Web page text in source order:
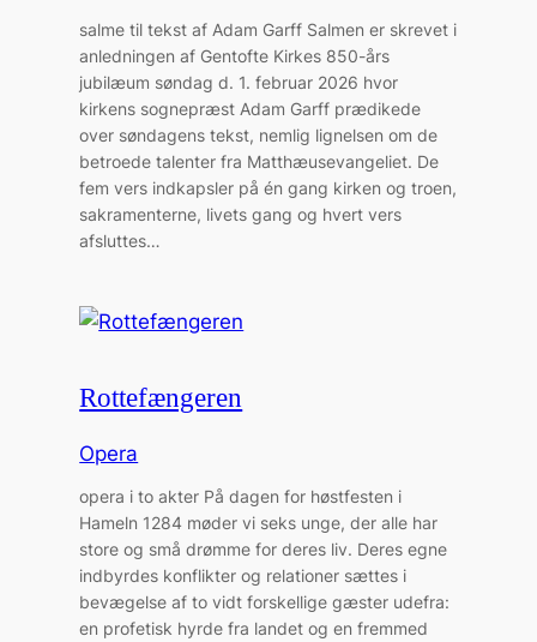
salme til tekst af Adam Garff Salmen er skrevet i
anledningen af Gentofte Kirkes 850-års
jubilæum søndag d. 1. februar 2026 hvor
kirkens sognepræst Adam Garff prædikede
over søndagens tekst, nemlig lignelsen om de
betroede talenter fra Matthæusevangeliet. De
fem vers indkapsler på én gang kirken og troen,
sakramenterne, livets gang og hvert vers
afsluttes…
Rottefængeren
Opera
opera i to akter På dagen for høstfesten i
Hameln 1284 møder vi seks unge, der alle har
store og små drømme for deres liv. Deres egne
indbyrdes konflikter og relationer sættes i
bevægelse af to vidt forskellige gæster udefra:
en profetisk hyrde fra landet og en fremmed